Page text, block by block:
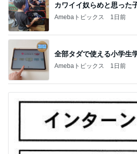
カワイイ奴らめと思った
Amebaトピックス 1日前
全部タダで使える小学生
Amebaトピックス 1日前